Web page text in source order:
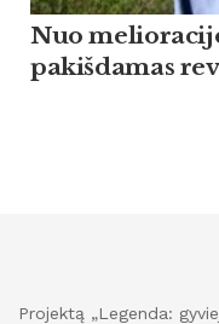
Nuo
pakišdamas
Projektą „Legenda: